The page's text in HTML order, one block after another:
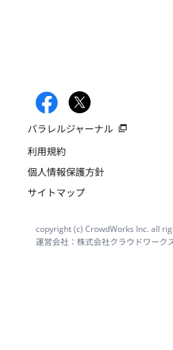
パラレルジャーナル
利用規約
個人情報保護方針
サイトマップ
copyright (c) CrowdWorks Inc. all
運営会社：株式会社クラウドワーク